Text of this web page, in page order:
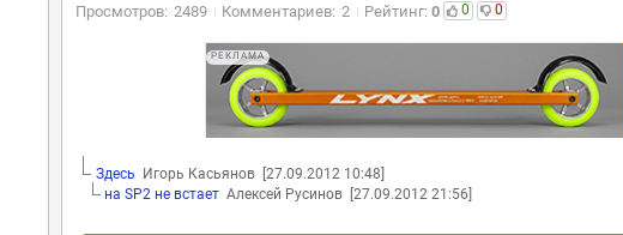
Просмотров: 2489 Комментариев: 2 Рейтинг:0 0 0
РЕКЛАМА
Здесь Игорь Касьянов
[27.09.2012 10:48]
на SP2 не встает Алексей Русинов [27.09.2012 21:56]